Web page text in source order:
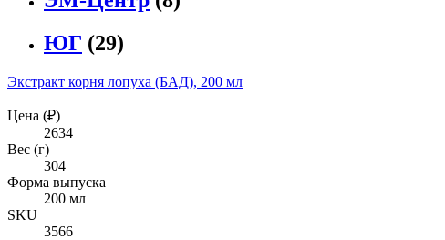
ЮГ (29)
Экстракт корня лопуха (БАД), 200 мл
Цена (₽)
2634
Вес (г)
304
Форма выпуска
200 мл
SKU
3566